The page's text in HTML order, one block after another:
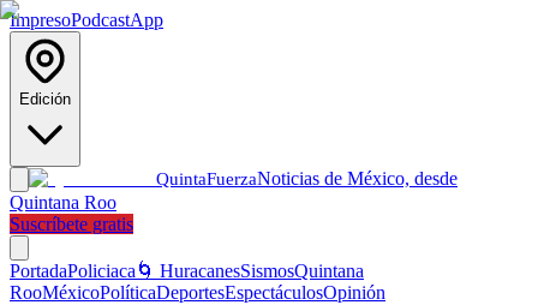
ImpresoPodcastApp
Edición
QuintaFuerzaNoticias de México, desde
Quintana Roo
Suscríbete gratis
PortadaPoliciaca 🌀 HuracanesSismosQuintana
RooMéxicoPolíticaDeportesEspectáculosOpinión